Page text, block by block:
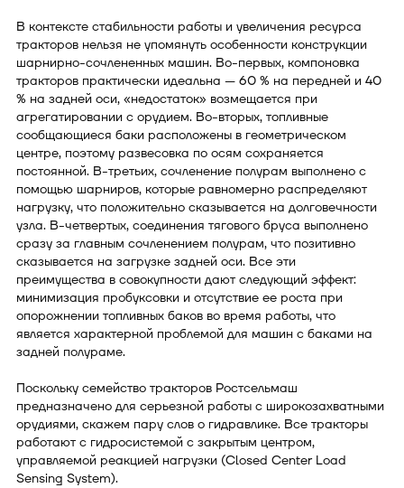
В контексте стабильности работы и увеличения ресурса
тракторов нельзя не упомянуть особенности конструкции
шарнирно-сочлененных машин. Во-первых, компоновка
тракторов практически идеальна — 60 % на передней и 40
% на задней оси, «недостаток» возмещается при
агрегатировании с орудием. Во-вторых, топливные
сообщающиеся баки расположены в геометрическом
центре, поэтому развесовка по осям сохраняется
постоянной. В-третьих, сочленение полурам выполнено с
помощью шарниров, которые равномерно распределяют
нагрузку, что положительно сказывается на долговечности
узла. В-четвертых, соединения тягового бруса выполнено
сразу за главным сочленением полурам, что позитивно
сказывается на загрузке задней оси. Все эти
преимущества в совокупности дают следующий эффект:
минимизация пробуксовки и отсутствие ее роста при
опорожнении топливных баков во время работы, что
является характерной проблемой для машин с баками на
задней полураме.
Поскольку семейство тракторов Ростсельмаш
предназначено для серьезной работы с широкозахватными
орудиями, скажем пару слов о гидравлике. Все тракторы
работают с гидросистемой с закрытым центром,
управляемой реакцией нагрузки (Closed Center Load
Sensing System).